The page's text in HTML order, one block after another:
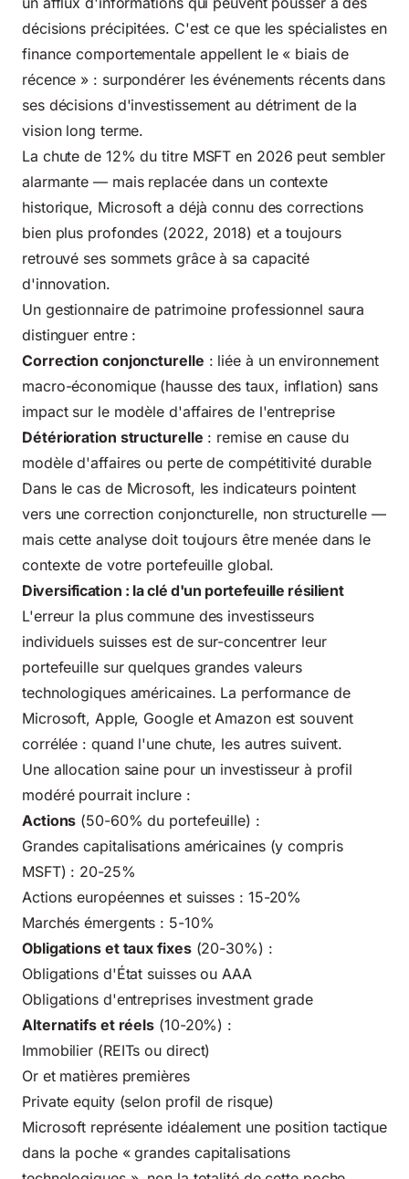
décisions précipitées. C'est ce que les spécialistes en
finance comportementale appellent le « biais de
récence » : surpondérer les événements récents dans
ses décisions d'investissement au détriment de la
vision long terme.
La chute de 12% du titre MSFT en 2026 peut sembler
alarmante — mais replacée dans un contexte
historique, Microsoft a déjà connu des corrections
bien plus profondes (2022, 2018) et a toujours
retrouvé ses sommets grâce à sa capacité
d'innovation.
Un gestionnaire de patrimoine professionnel saura
distinguer entre :
Correction conjoncturelle : liée à un environnement
macro-économique (hausse des taux, inflation) sans
impact sur le modèle d'affaires de l'entreprise
Détérioration structurelle : remise en cause du
modèle d'affaires ou perte de compétitivité durable
Dans le cas de Microsoft, les indicateurs pointent
vers une correction conjoncturelle, non structurelle —
mais cette analyse doit toujours être menée dans le
contexte de votre portefeuille global.
Diversification : la clé d'un portefeuille résilient
L'erreur la plus commune des investisseurs
individuels suisses est de sur-concentrer leur
portefeuille sur quelques grandes valeurs
technologiques américaines. La performance de
Microsoft, Apple, Google et Amazon est souvent
corrélée : quand l'une chute, les autres suivent.
Une allocation saine pour un investisseur à profil
modéré pourrait inclure :
Actions (50-60% du portefeuille) :
Grandes capitalisations américaines (y compris
MSFT) : 20-25%
Actions européennes et suisses : 15-20%
Marchés émergents : 5-10%
Obligations et taux fixes(20-30%) :
Obligations d'État suisses ou AAA
Obligations d'entreprises investment grade
Alternatifs et réels (10-20%) :
Immobilier (REITs ou direct)
Or et matières premières
Private equity (selon profil de risque)
Microsoft représente idéalement une position tactique
dans la poche « grandes capitalisations